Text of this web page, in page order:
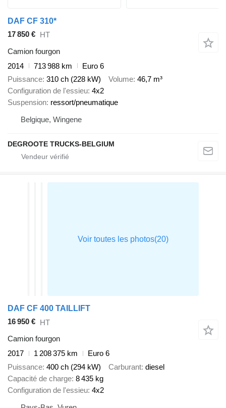
DAF CF 310*
17 850 € HT
Camion fourgon
2014
713 988 km
Euro 6
Puissance 310 ch (228 kW) Volume 46,7 m³
Configuration de l'essieu 4x2
Suspension ressort/pneumatique
Belgique, Wingene
DEGROOTE TRUCKS-BELGIUM
DAF CF 400 TAILLIFT
16 950 € HT
Camion fourgon
2017
1 208 375 km
Euro 6
Puissance 400 ch (294 kW) Carburant diesel
Capacité de charge 8 435 kg
Configuration de l'essieu 4x2